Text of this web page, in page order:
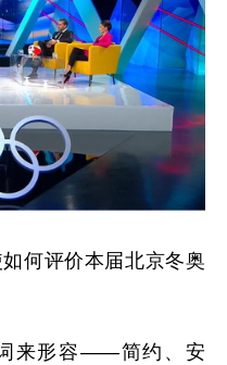
何评价本届北京冬奥
来形容——简约、安